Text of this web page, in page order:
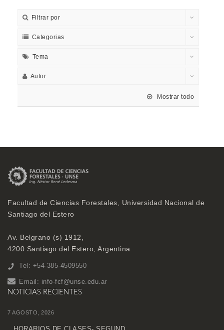
Filtrar por
Categorias
Tema
Autor
Mostrar todo
Facultad de Ciencias Forestales, Universidad Nacional de
Santiago del Estero
Av. Belgrano (s) 1912,
4200 Santiago del Estero, Argentina
Tel: +54-385-4509550
Email: info-fcf@unse.edu.ar
NOTICIAS RECIENTES
7 AGOSTO, 2026